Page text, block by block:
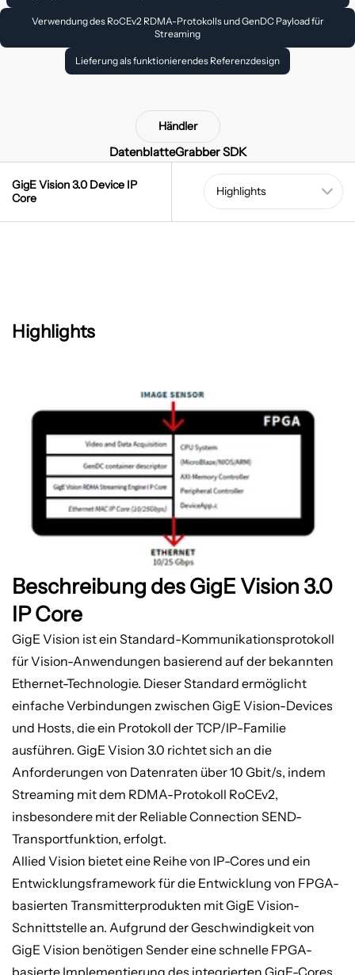
Verwendung des RoCEv2 RDMA-Protokolls und GenDC Payload für
Streaming
Lieferung als funktionierendes Referenzdesign
DatenblatteGrabber SDK
Händler
GigE Vision 3.0 Device IP
Core
Highlights
Beschreibung des GigE Vision 3.0
IP Core
GigE Vision ist ein Standard-Kommunikationsprotokoll
für Vision-Anwendungen basierend auf der bekannten
Ethernet-Technologie. Dieser Standard ermöglicht
einfache Verbindungen zwischen GigE Vision-Devices
und Hosts, die ein Protokoll der TCP/IP-Familie
ausführen. GigE Vision 3.0 richtet sich an die
Anforderungen von Datenraten über 10 Gbit/s, indem
Streaming mit dem RDMA-Protokoll RoCEv2,
insbesondere mit der Reliable Connection SEND-
Transportfunktion, erfolgt.
Allied Vision bietet eine Reihe von IP-Cores und ein
Entwicklungsframework für die Entwicklung von FPGA-
basierten Transmitterprodukten mit GigE Vision-
Schnittstelle an. Aufgrund der Geschwindigkeit von
GigE Vision benötigen Sender eine schnelle FPGA-